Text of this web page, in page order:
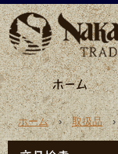
ホーム›取扱品